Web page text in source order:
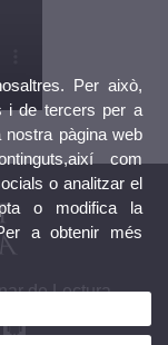
de Lectura
Per això,
i de tercers per a
pàgina web
com
o analitzar el
o modifica la
a obtenir més